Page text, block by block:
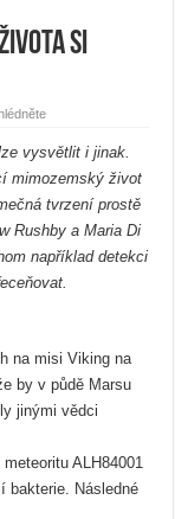
si
vysvětlit i jinak.
mimozemský život
tvrzení prostě
Rushby a Maria Di
například detekci
na misi Viking na
by v půdě Marsu
jinými vědci
ALH84001
bakterie. Následné